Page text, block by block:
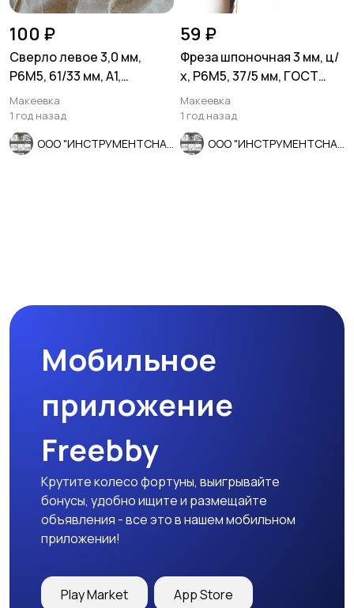
100 ₽
Сверло левое 3,0 мм,
Р6М5, 61/33 мм, А1,
шлифованное, ГОСТ
10902-77.
Макеевка
1 год назад
59 ₽
Фреза шпоночная 3 мм, ц/
х, Р6М5, 37/5 мм, ГОСТ
9140-78, СССР.
Макеевка
1 год назад
Мобильное
приложение
Freebby
Крутите колесо фортуны, выигрывайте
бонусы, удобно ищите и размещайте
объявления - все это в нашем мобильном
приложении!
Play Market App Store